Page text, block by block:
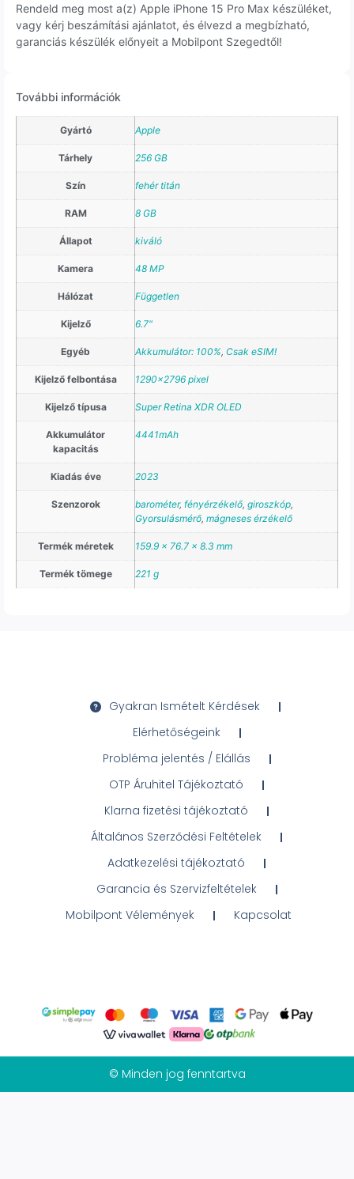
Rendeld meg most a(z) Apple iPhone 15 Pro Max készüléket,
vagy kérj beszámítási ajánlatot, és élvezd a megbízható,
garanciás készülék előnyeit a Mobilpont Szegedtől!
További információk
Gyártó Apple
Tárhely 256 GB
Szín fehér titán
RAM 8 GB
Állapot kiváló
Kamera 48 MP
Hálózat Független
Kijelző 6.7"
Egyéb Akkumulátor: 100%, Csak eSIM!
Kijelző felbontása 1290×2796 pixel
Kijelző típusa Super Retina XDR OLED
Akkumulátor
kapacitás
4441mAh
Kiadás éve 2023
Szenzorok barométer, fényérzékelő, giroszkóp,
Gyorsulásmérő, mágneses érzékelő
Termék méretek 159.9 x 76.7 x 8.3 mm
Termék tömege 221 g
Gyakran Ismételt Kérdések
Elérhetőségeink
Probléma jelentés / Elállás
OTP Áruhitel Tájékoztató
Klarna fizetési tájékoztató
Általános Szerződési Feltételek
Adatkezelési tájékoztató
Garancia és Szervizfeltételek
Mobilpont Vélemények
Kapcsolat
© Minden jog fenntartva